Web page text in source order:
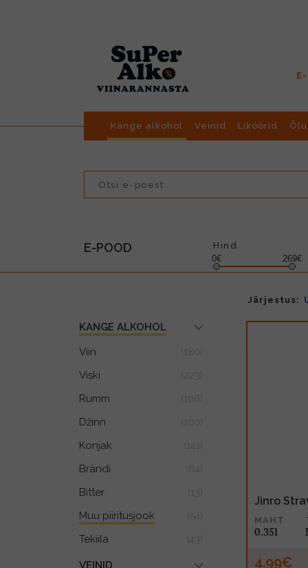
Kange alkohol Veinid Liköörid Õlu
E-POOD
Hind
0€
269€
KANGE ALKOHOL
Viin
Viski
Rumm
Džinn
Konjak
Brändi
Bitter
Muu piiritusjook
Tekiila
VEINID
Järjestus:
Jinro
MAHT
0.35l
4.99€